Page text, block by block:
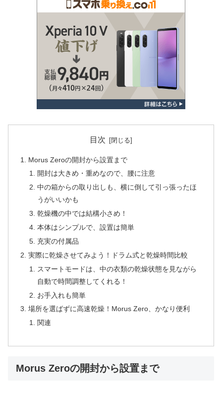
目次
Morus Zeroの開封から設置まで
開封は大きめ・重めなので、腰に注意
中の箱からの取り出しも、横に倒して引っ張ったほ
うがいいかも
乾燥機の中では結構小さめ！
本体はシンプルで、設置は簡単
充実の付属品
実際に乾燥させてみよう！ドラム式と乾燥時間比較
スマートモードは、中の衣類の乾燥状態を見ながら
自動で時間調整してくれる！
お手入れも簡単
場所を選ばずに高速乾燥！Morus Zero、かなり便利
関連
Morus Zeroの開封から設置まで